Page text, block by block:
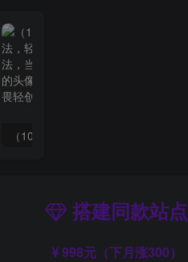
搭建同款站点
998元（下月涨300）